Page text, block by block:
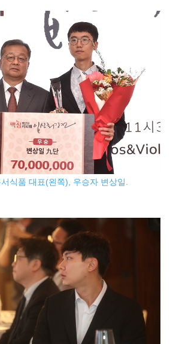
식품 대표(왼쪽), 우승자 변상일.